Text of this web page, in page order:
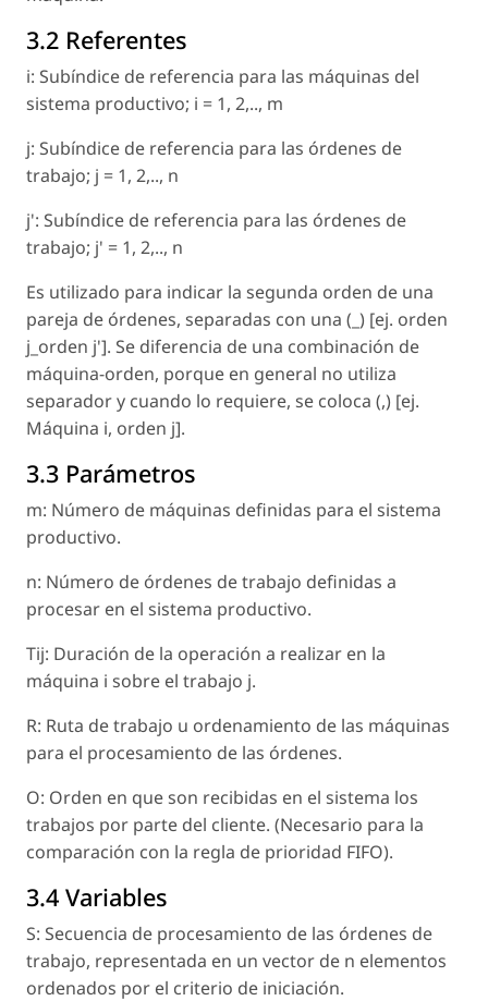
3.2 Referentes
i: Subíndice de referencia para las máquinas del
sistema productivo; i = 1, 2,.., m
j: Subíndice de referencia para las órdenes de
trabajo; j = 1, 2,.., n
j': Subíndice de referencia para las órdenes de
trabajo; j' = 1, 2,.., n
Es utilizado para indicar la segunda orden de una
pareja de órdenes, separadas con una (_) [ej. orden
j_orden j']. Se diferencia de una combinación de
máquina-orden, porque en general no utiliza
separador y cuando lo requiere, se coloca (,) [ej.
Máquina i, orden j].
3.3 Parámetros
m: Número de máquinas definidas para el sistema
productivo.
n: Número de órdenes de trabajo definidas a
procesar en el sistema productivo.
Tij: Duración de la operación a realizar en la
máquina i sobre el trabajo j.
R: Ruta de trabajo u ordenamiento de las máquinas
para el procesamiento de las órdenes.
O: Orden en que son recibidas en el sistema los
trabajos por parte del cliente. (Necesario para la
comparación con la regla de prioridad FIFO).
3.4 Variables
S: Secuencia de procesamiento de las órdenes de
trabajo, representada en un vector de n elementos
ordenados por el criterio de iniciación.